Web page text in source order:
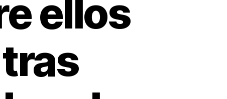
ellos